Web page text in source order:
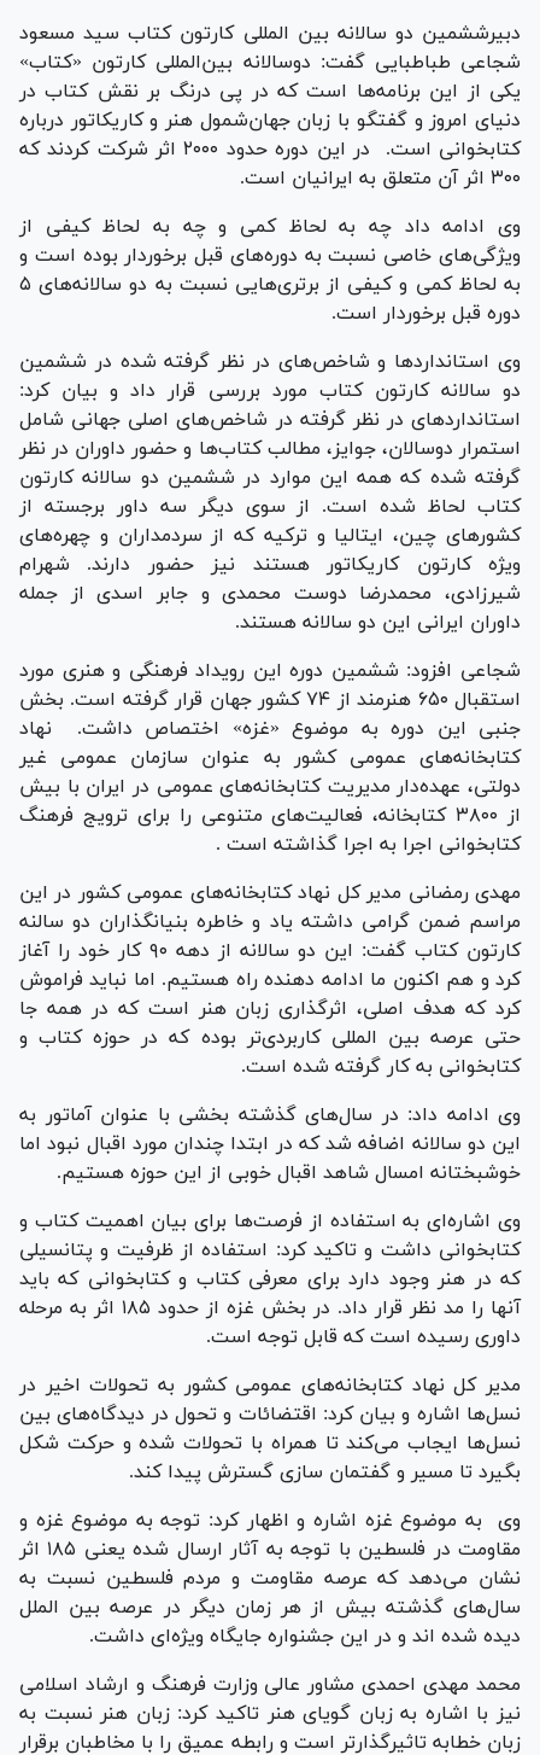
دبیرششمین دو سالانه بین المللی کارتون کتاب سید مسعود
شجاعی طباطبایی گفت: دوسالانه بین‌المللی کارتون «کتاب»
یکی از این برنامه‌ها است که در پی درنگ بر نقش کتاب در
دنیای امروز و گفتگو با زبان جهان‌شمول هنر و کاریکاتور درباره
کتابخوانی است. در این دوره حدود ۲۰۰۰ اثر شرکت کردند که
۳۰۰ اثر آن متعلق به ایرانیان است.
وی ادامه داد چه به لحاظ کمی و چه به لحاظ کیفی از
ویژگی‌های خاصی نسبت به دوره‌های قبل برخوردار بوده است و
به لحاظ کمی و کیفی از برتری‌هایی نسبت به دو سالانه‌های ۵
دوره قبل برخوردار است.
وی استانداردها و شاخص‌های در نظر گرفته شده در ششمین
دو سالانه کارتون کتاب مورد بررسی قرار داد و بیان کرد:
استانداردهای در نظر گرفته در شاخص‌های اصلی جهانی شامل
استمرار دوسالان، جوایز، مطالب کتاب‌ها و حضور داوران در نظر
گرفته شده که همه این موارد در ششمین دو سالانه کارتون
کتاب لحاظ شده است. از سوی دیگر سه داور برجسته از
کشورهای چین، ایتالیا و ترکیه که از سردمداران و چهره‌های
ویژه کارتون کاریکاتور هستند نیز حضور دارند. شهرام
شیرزادی، محمدرضا دوست محمدی و جابر اسدی از جمله
داوران ایرانی این دو سالانه هستند.
شجاعی افزود: ششمین دوره این رویداد فرهنگی و هنری مورد
استقبال ۶۵۰ هنرمند از ۷۴ کشور جهان قرار گرفته است. بخش
جنبی این دوره به موضوع «غزه» اختصاص داشت. نهاد
کتابخانه‌های عمومی کشور به عنوان سازمان عمومی غیر
دولتی، عهده‌دار مدیریت کتابخانه‌های عمومی در ایران با بیش
از ۳۸۰۰ کتابخانه، فعالیت‌های متنوعی را برای ترویج فرهنگ
کتابخوانی اجرا به اجرا گذاشته است .
مهدی رمضانی مدیر کل نهاد کتابخانه‌های عمومی کشور در این
مراسم ضمن گرامی داشته یاد و خاطره بنیانگذاران دو سالنه
کارتون کتاب گفت: این دو سالانه از دهه ۹۰ کار خود را آغاز
کرد و هم اکنون ما ادامه دهنده راه هستیم. اما نباید فراموش
کرد که هدف اصلی، اثرگذاری زبان هنر است که در همه جا
حتی عرصه بین المللی کاربردی‌تر بوده که در حوزه کتاب و
کتابخوانی به کار گرفته شده است.
وی ادامه داد: در سال‌های گذشته بخشی با عنوان آماتور به
این دو سالانه اضافه شد که در ابتدا چندان مورد اقبال نبود اما
خوشبختانه امسال شاهد اقبال خوبی از این حوزه هستیم.
وی اشاره‌ای به استفاده از فرصت‌ها برای بیان اهمیت کتاب و
کتابخوانی داشت و تاکید کرد: استفاده از ظرفیت و پتانسیلی
که در هنر وجود دارد برای معرفی کتاب و کتابخوانی که باید
آنها را مد نظر قرار داد. در بخش غزه از حدود ۱۸۵ اثر به مرحله
داوری رسیده است که قابل توجه است.
مدیر کل نهاد کتابخانه‌های عمومی کشور به تحولات اخیر در
نسل‌ها اشاره و بیان کرد: اقتضائات و تحول در دیدگاه‌های بین
نسل‌ها ایجاب می‌کند تا همراه با تحولات شده و حرکت شکل
بگیرد تا مسیر و گفتمان سازی گسترش پیدا کند.
وی به موضوع غزه اشاره و اظهار کرد: توجه به موضوع غزه و
مقاومت در فلسطین با توجه به آثار ارسال شده یعنی ۱۸۵ اثر
نشان می‌دهد که عرصه مقاومت و مردم فلسطین نسبت به
سال‌های گذشته بیش از هر زمان دیگر در عرصه بین الملل
دیده شده اند و در این جشنواره جایگاه ویژه‌ای داشت.
محمد مهدی احمدی مشاور عالی وزارت فرهنگ و ارشاد اسلامی
نیز با اشاره به زبان گویای هنر تاکید کرد: زبان هنر نسبت به
زبان خطابه تاثیرگذارتر است و رابطه عمیق را با مخاطبان برقرار